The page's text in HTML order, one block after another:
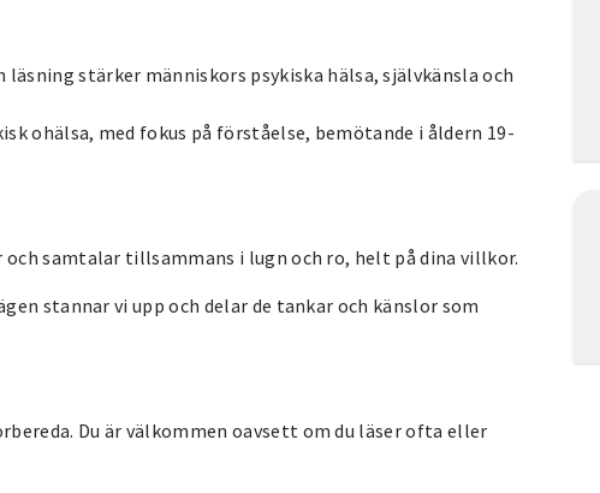
läsning stärker människors psykiska hälsa, självkänsla och
ohälsa, med fokus på förståelse, bemötande i åldern 19-
och samtalar tillsammans i lugn och ro, helt på dina villkor.
stannar vi upp och delar de tankar och känslor som
Du är välkommen oavsett om du läser ofta eller